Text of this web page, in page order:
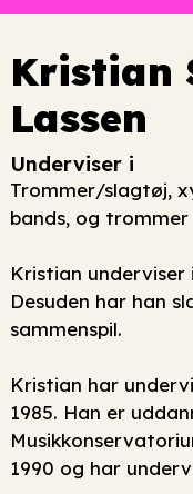
Kristian
Lassen
Underviser i
Trommer/slagtøj,
bands, og
Kristian
Desuden har han
sammenspil.
Kristian har
1985. Han er
1990 og har